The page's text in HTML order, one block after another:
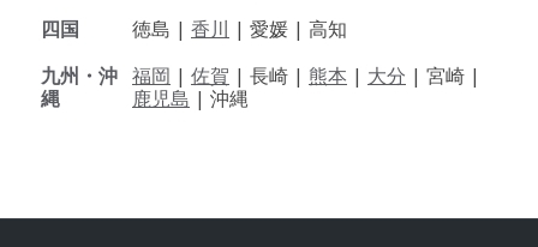
四国
徳島 | 香川 | 愛媛 | 高知
九州・沖
縄
福岡 | 佐賀 | 長崎 | 熊本 | 大分 | 宮崎 |
鹿児島 | 沖縄